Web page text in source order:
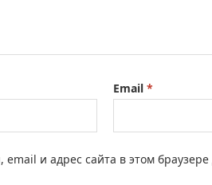
Email *
email и адрес сайта в этом